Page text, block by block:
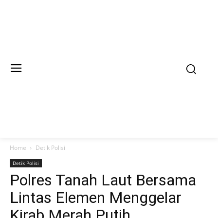
Home Detik Polisi
Detik Polisi
Polres Tanah Laut Bersama
Lintas Elemen Menggelar